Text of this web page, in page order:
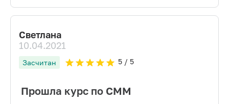
Светлана
10.04.2021
Засчитан 5/ 5
Прошла курс по СММ